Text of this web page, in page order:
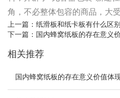
角，不必整体包容的商品，大
上一篇： 纸滑板和纸卡板有什么区别
下一篇： 国内蜂窝纸板的存在意义
相关推荐
国内蜂窝纸板的存在意义价值体